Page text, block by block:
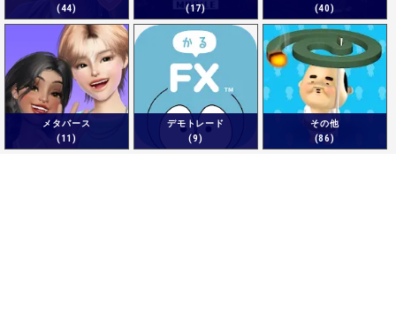
(44)
(17)
(40)
メタバース
(11)
デモトレード
(9)
その他
(86)